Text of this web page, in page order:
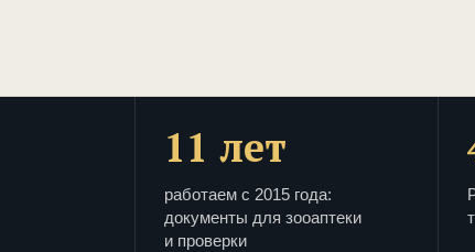
11 лет
работаем с 2015 года:
документы для зооаптеки
и проверки